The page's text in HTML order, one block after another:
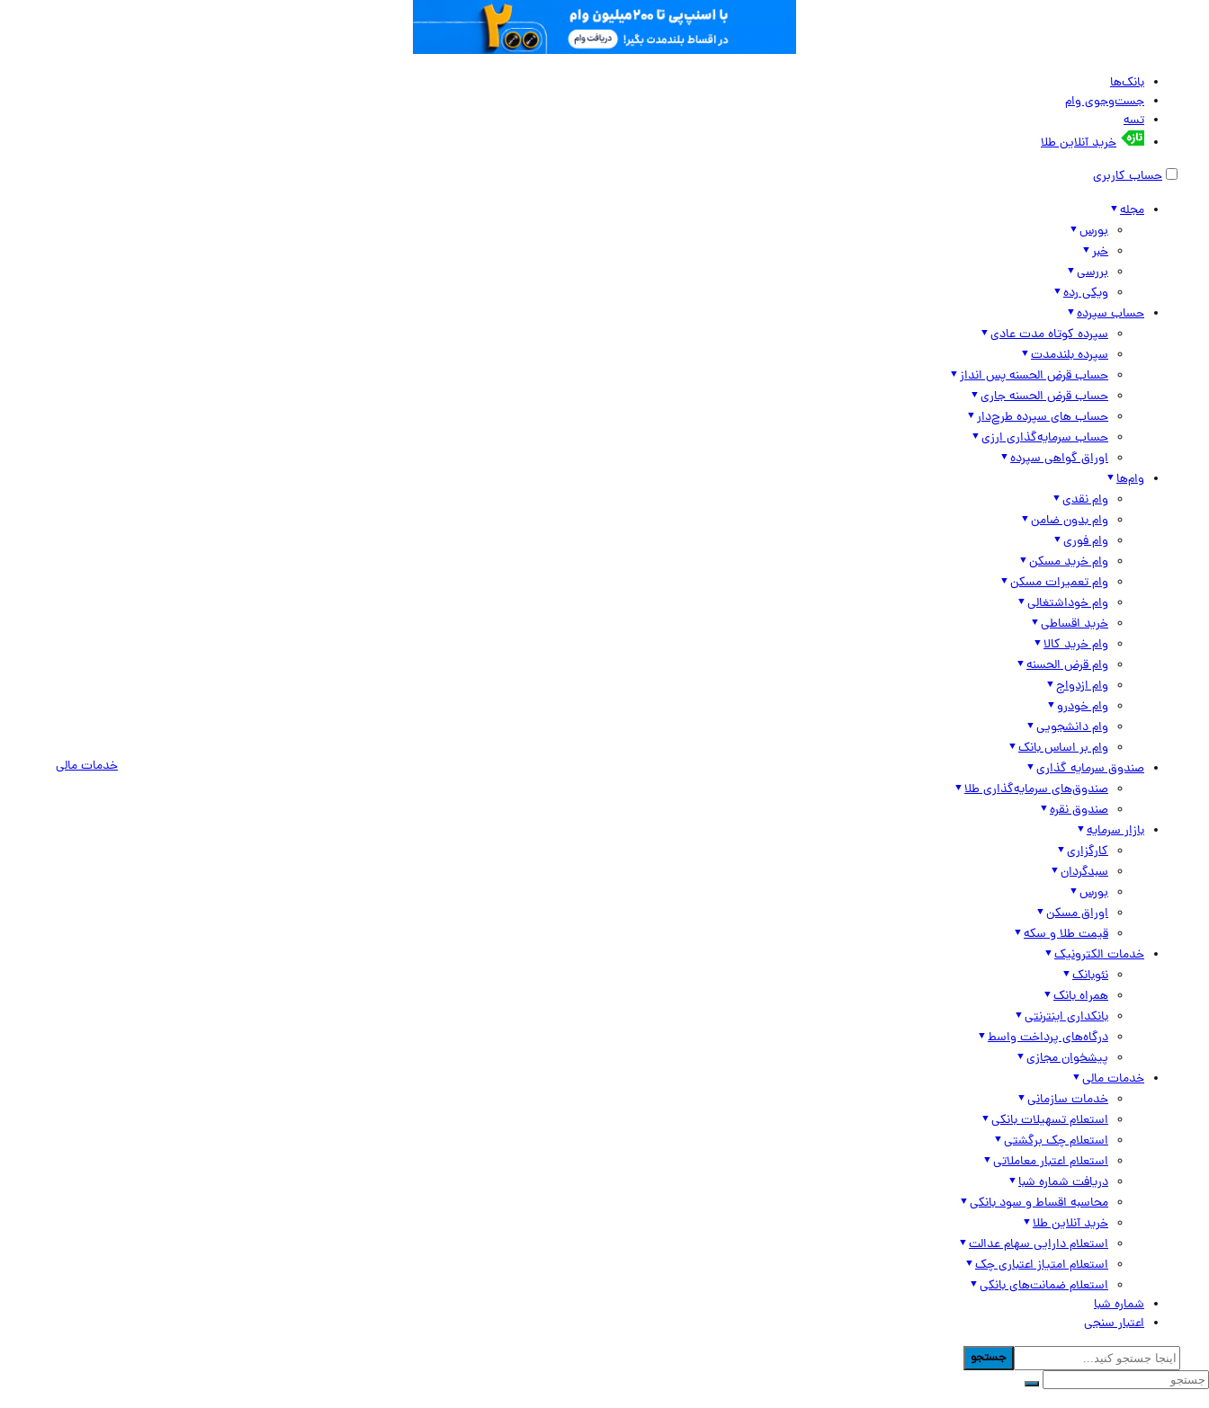
بانک‌ها
جست‌وجوی وام
تسه
خرید آنلاین طلا
حساب کاربری
مجله
بورس
خبر
بررسی
ویکی رده
حساب سپرده
سپرده کوتاه مدت عادی
سپرده بلندمدت
حساب قرض الحسنه پس انداز
حساب قرض الحسنه جاری
حساب های سپرده طرح‌دار
حساب سرمایه‌گذاری ارزی
اوراق گواهی سپرده
وام‌ها
وام نقدی
وام بدون ضامن
وام فوری
وام خرید مسکن
وام تعمیرات مسکن
وام خوداشتغالی
خرید اقساطی
وام خرید کالا
وام قرض الحسنه
وام ازدواج
وام خودرو
وام دانشجویی
وام بر اساس بانک
صندوق سرمایه گذاری
صندوق‌های سرمایه‌گذاری طلا
صندوق نقره
بازار سرمایه
کارگزاری
سبدگردان
بورس
اوراق مسکن
قیمت طلا و سکه
خدمات الکترونیک
نئوبانک
همراه بانک
بانکداری اینترنتی
درگاه‌های پرداخت واسط
پیشخوان مجازی
خدمات مالی
خدمات سازمانی
استعلام تسهیلات بانکی
استعلام چک برگشتی
استعلام اعتبار معاملاتی
دریافت شماره شبا
محاسبه اقساط و سود بانکی
خرید آنلاین طلا
استعلام دارایی سهام عدالت
استعلام امتیاز اعتباری چک
استعلام ضمانت‌های بانکی
شماره شبا
اعتبار سنجی
خدمات مالی
جستجو